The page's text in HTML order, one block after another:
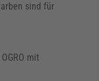
sind für
mit